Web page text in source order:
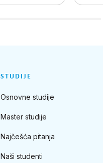
STUDIJE
Osnovne studije
Master studije
Najčešća pitanja
Naši studenti